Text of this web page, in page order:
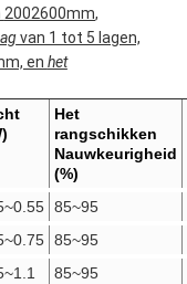
2002600mm,
van 1 tot 5 lagen,
en het
Het
rangschikken
Nauwkeurigheid
(%)
85~95
85~95
85~95